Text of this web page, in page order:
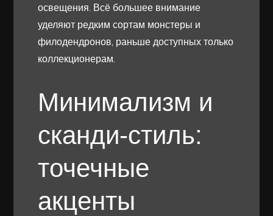
освещения. Всё большее внимание
уделяют редким сортам монстеры и
филодендронов, раньше доступных только
коллекционерам.
Минимализм и
сканди-стиль:
точечные
акценты